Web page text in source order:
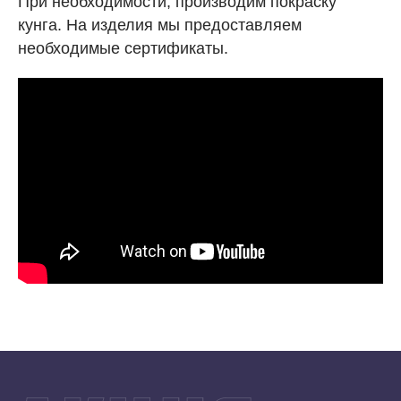
кунга. На изделия мы предоставляем
необходимые сертификаты.